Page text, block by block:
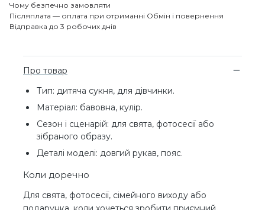
Чому безпечно замовляти
Післяплата — оплата при отриманні Обмін і повернення
Відправка до 3 робочих днів
Про товар
Тип: дитяча сукня, для дівчинки.
Матеріал: бавовна, кулір.
Сезон і сценарій: для свята, фотосесії або
зібраного образу.
Деталі моделі: довгий рукав, пояс.
Коли доречно
Для свята, фотосесії, сімейного виходу або